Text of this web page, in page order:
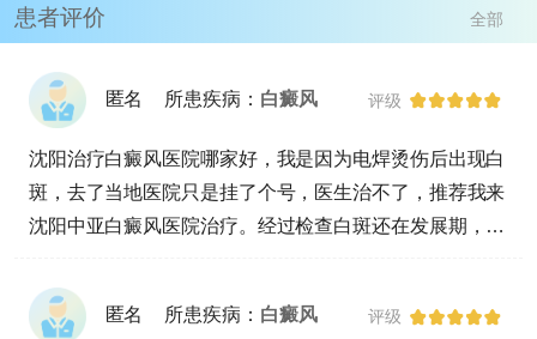
患者评价 全部
匿名 所患疾病： 白癜风 评级
沈阳治疗白癜风医院哪家好，我是因为电焊烫伤后出现白
斑，去了当地医院只是挂了个号，医生治不了，推荐我来
沈阳中亚白癜风医院治疗。经过检查白斑还在发展期，且
帮我讲解了很多，让我心情缓和了很多，现在正在积极的
治疗中。
匿名 所患疾病： 白癜风 评级